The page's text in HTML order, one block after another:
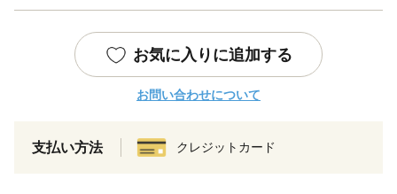
お気に入りに追加する
お問い合わせについて
支払い方法 クレジットカード